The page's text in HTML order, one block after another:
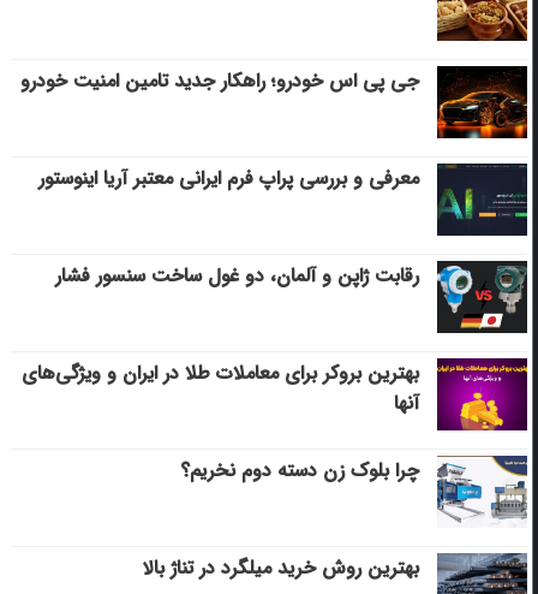
جی پی اس خودرو؛ راهکار جدید تامین امنیت خودرو
معرفی و بررسی پراپ فرم ایرانی معتبر آریا اینوستور
رقابت ژاپن و آلمان، دو غول ساخت سنسور فشار
بهترین بروکر برای معاملات طلا در ایران و ویژگی‌های
آنها
چرا بلوک زن دسته دوم نخریم؟
بهترین روش خرید میلگرد در تناژ بالا